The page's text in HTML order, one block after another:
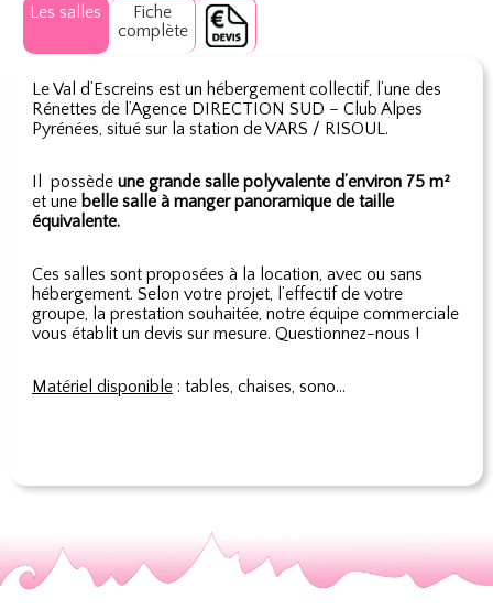
Les salles
Fiche
complète
Le Val d’Escreins est un hébergement collectif, l’une des
Rénettes de l’Agence DIRECTION SUD – Club Alpes
Pyrénées, situé sur la station de VARS / RISOUL.
Il possède une grande salle polyvalente d’environ 75 m²
et une belle salle à manger panoramique de taille
équivalente.
Ces salles sont proposées à la location, avec ou sans
hébergement. Selon votre projet, l’effectif de votre
groupe, la prestation souhaitée, notre équipe commerciale
vous établit un devis sur mesure. Questionnez-nous !
Matériel disponible: tables, chaises, sono…